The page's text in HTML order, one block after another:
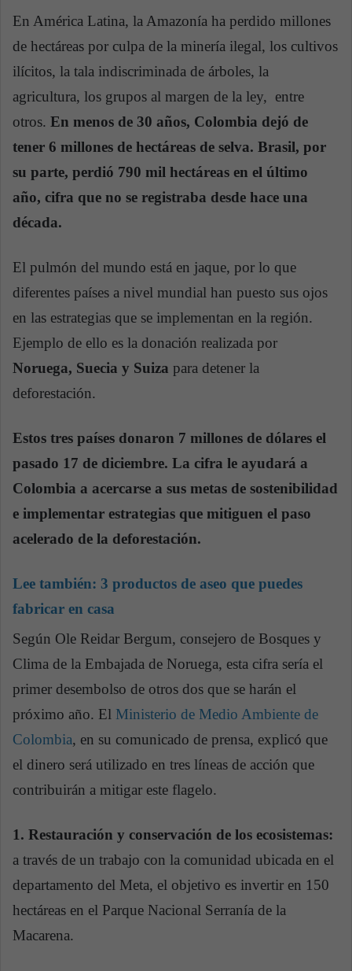
En América Latina, la Amazonía ha perdido millones
de hectáreas por culpa de la minería ilegal, los cultivos
ilícitos, la tala indiscriminada de árboles, la
agricultura, los grupos al margen de la ley, entre
otros. En menos de 30 años, Colombia dejó de
tener 6 millones de hectáreas de selva. Brasil, por
su parte, perdió 790 mil hectáreas en el último
año, cifra que no se registraba desde hace una
década.
El pulmón del mundo está en jaque, por lo que
diferentes países a nivel mundial han puesto sus ojos
en las estrategias que se implementan en la región.
Ejemplo de ello es la donación realizada por
Noruega, Suecia y Suiza para detener la
deforestación.
Estos tres países donaron 7 millones de dólares el
pasado 17 de diciembre. La cifra le ayudará a
Colombia a acercarse a sus metas de sostenibilidad
e implementar estrategias que mitiguen el paso
acelerado de la deforestación.
Lee también: 3 productos de aseo que puedes
fabricar en casa
Según Ole Reidar Bergum, consejero de Bosques y
Clima de la Embajada de Noruega, esta cifra sería el
primer desembolso de otros dos que se harán el
próximo año. El Ministerio de Medio Ambiente de
Colombia, en su comunicado de prensa, explicó que
el dinero será utilizado en tres líneas de acción que
contribuirán a mitigar este flagelo.
1. Restauración y conservación de los ecosistemas:
a través de un trabajo con la comunidad ubicada en el
departamento del Meta, el objetivo es invertir en 150
hectáreas en el Parque Nacional Serranía de la
Macarena.